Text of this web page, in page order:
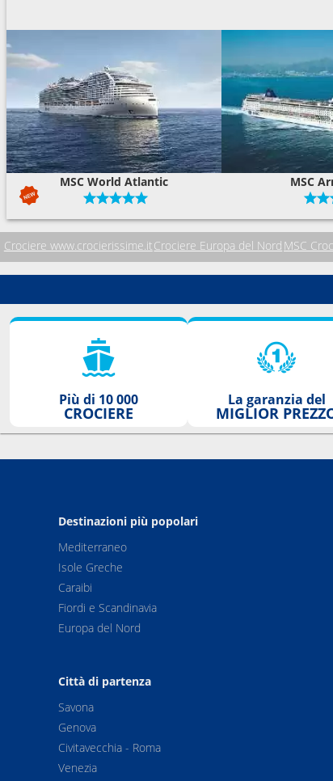
MSC World Atlantic MSC
Crociere www.crocierissime.itCrociere Europa del Nord MSC
Più di 10 000
CROCIERE
La garanzia del
MIGLIOR
Destinazioni più popolari
Mediterraneo
Isole Greche
Caraibi
Fiordi e Scandinavia
Europa del Nord
Città di partenza
Savona
Genova
Civitavecchia - Roma
Venezia